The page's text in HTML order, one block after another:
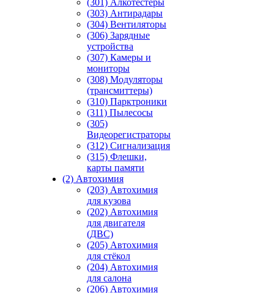
(301) Алкотестеры
(303) Антирадары
(304) Вентиляторы
(306) Зарядные
устройства
(307) Камеры и
мониторы
(308) Модуляторы
(трансмиттеры)
(310) Парктроники
(311) Пылесосы
(305)
Видеорегистраторы
(312) Сигнализация
(315) Флешки,
карты памяти
(2) Автохимия
(203) Автохимия
для кузова
(202) Автохимия
для двигателя
(ДВС)
(205) Автохимия
для стёкол
(204) Автохимия
для салона
(206) Автохимия